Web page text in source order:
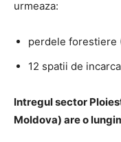
urmeaza:
perdele forestiere
12 spatii de
Intregul sector
Moldova) are o